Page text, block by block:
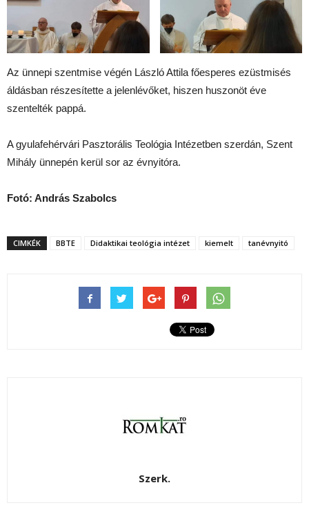
Az ünnepi szentmise végén László Attila főesperes ezüstmisés
áldásban részesítette a jelenlévőket, hiszen huszonöt éve
szentelték pappá.
A gyulafehérvári Pasztorális Teológia Intézetben szerdán, Szent
Mihály ünnepén kerül sor az évnyitóra.
Fotó: András Szabolcs
CIMKÉK BBTE Didaktikai teológia intézet kiemelt tanévnyitó
Szerk.